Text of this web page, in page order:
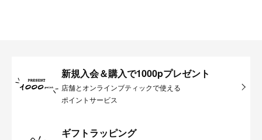
新規入会＆購入で1000pプレゼント
店舗とオンラインブティックで使える
ポイントサービス
ギフトラッピング